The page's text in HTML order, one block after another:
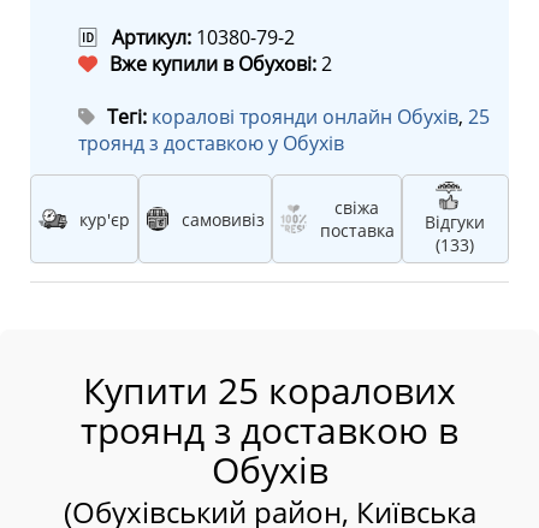
🆔 Артикул: 10380-79-2
Вже купили в Обухові:2
Тегі: коралові троянди онлайн Обухів, 25
троянд з доставкою у Обухів
кур'єр самовивіз
свіжа
поставка
Відгуки
(133)
Купити 25 коралових
троянд з доставкою в
Обухів
(Обухівський район, Київська